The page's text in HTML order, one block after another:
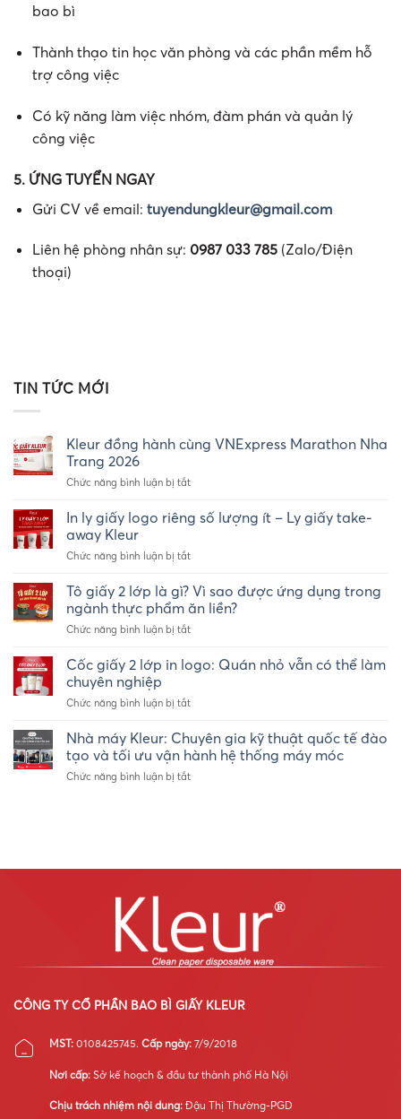
bao bì
Thành thạo tin học văn phòng và các phần mềm hỗ
trợ công việc
Có kỹ năng làm việc nhóm, đàm phán và quản lý
công việc
5. ỨNG TUYỂN NGAY
Gửi CV về email: tuyendungkleur@gmail.com
Liên hệ phòng nhân sự: 0987 033 785(Zalo/Điện
thoại)
TIN TỨC MỚI
Kleur đồng hành cùng VNExpress Marathon Nha
Trang 2026
Chức năng bình luận bị tắtở
đồng
hành
VNExpress
Nha
Trang
In ly giấy logo riêng số lượng ít – Ly giấy take-
away Kleur
Chức năng bình luận bị tắtở
ly
giấy
logo
riêng
lượng
ít
Ly
take-
away
Tô giấy 2 lớp là gì? Vì sao được ứng dụng trong
ngành thực phẩm ăn liền?
Chức năng bình luận bị tắtở
2
là
Vì
sao
ứng
ăn
Cốc giấy 2 lớp in logo: Quán nhỏ vẫn có thể làm
chuyên nghiệp
Chức năng bình luận bị tắtở
giấy
2
lớp
in
thể
nghiệp
Nhà máy Kleur: Chuyên gia kỹ thuật quốc tế đào
tạo và tối ưu vận hành hệ thống máy móc
Chức năng bình luận bị tắtở
kỹ
tế
đào
và
vận
thống
móc
CÔNG TY CỔ PHẦN BAO BÌ GIẤY KLEUR
MST: 0108425745. Cấp ngày: 7/9/2018
Nơi cấp: Sở kế hoạch & đầu tư thành phố Hà Nội
Chịu trách nhiệm nội dung: Đậu Thị Thường-PGD